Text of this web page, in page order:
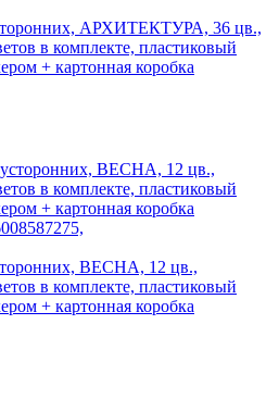
АРХИТЕКТУРА, 36 цв.,
в комплекте, пластиковый
+ картонная коробка
ВЕСНА, 12 цв.,
в комплекте, пластиковый
+ картонная коробка